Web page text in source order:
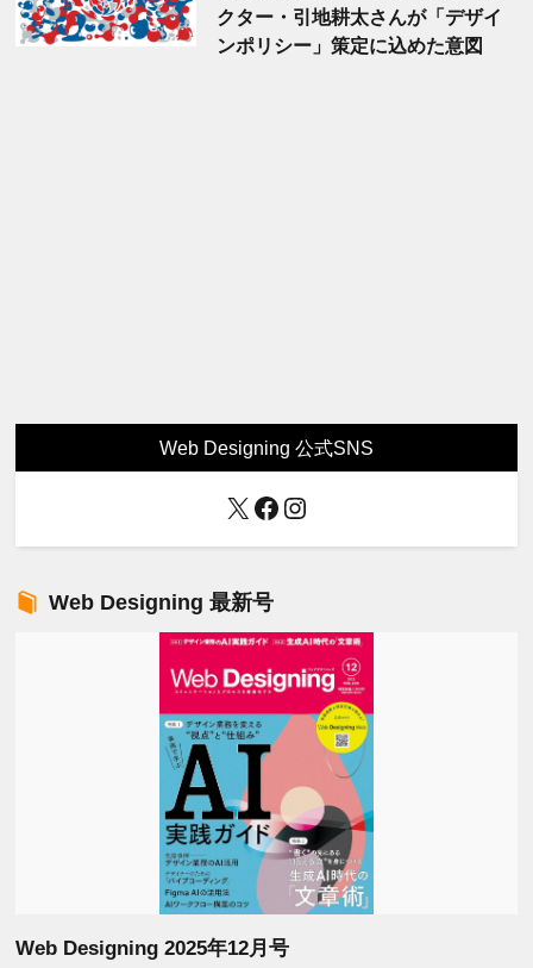
クター・引地耕太さんが「デザイ
ンポリシー」策定に込めた意図
Web Designing 公式SNS
X Facebook
Instagram
Web Designing 最新号
Web Designing 2025年12月号